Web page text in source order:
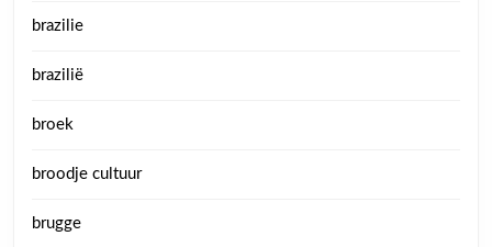
brazilie
brazilië
broek
broodje cultuur
brugge